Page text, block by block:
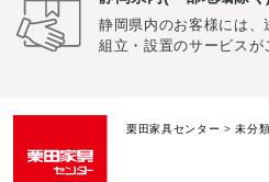
静岡県内のお客様には、
組立・設置のサービスが
栗田家具センター >未分類